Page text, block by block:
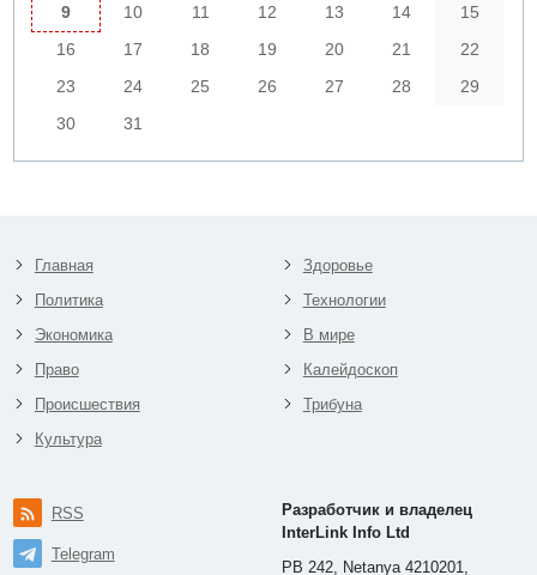
9
10 11 12 13 14
15
16
17 18 19 20 21
22
23
24 25 26 27 28
29
30
31
Главная
Политика
Экономика
Право
Происшествия
Культура
Здоровье
Технологии
В мире
Калейдоскоп
Трибуна
RSS
Telegram
Разработчик и владелец
InterLink Info Ltd
PB 242, Netanya 4210201,